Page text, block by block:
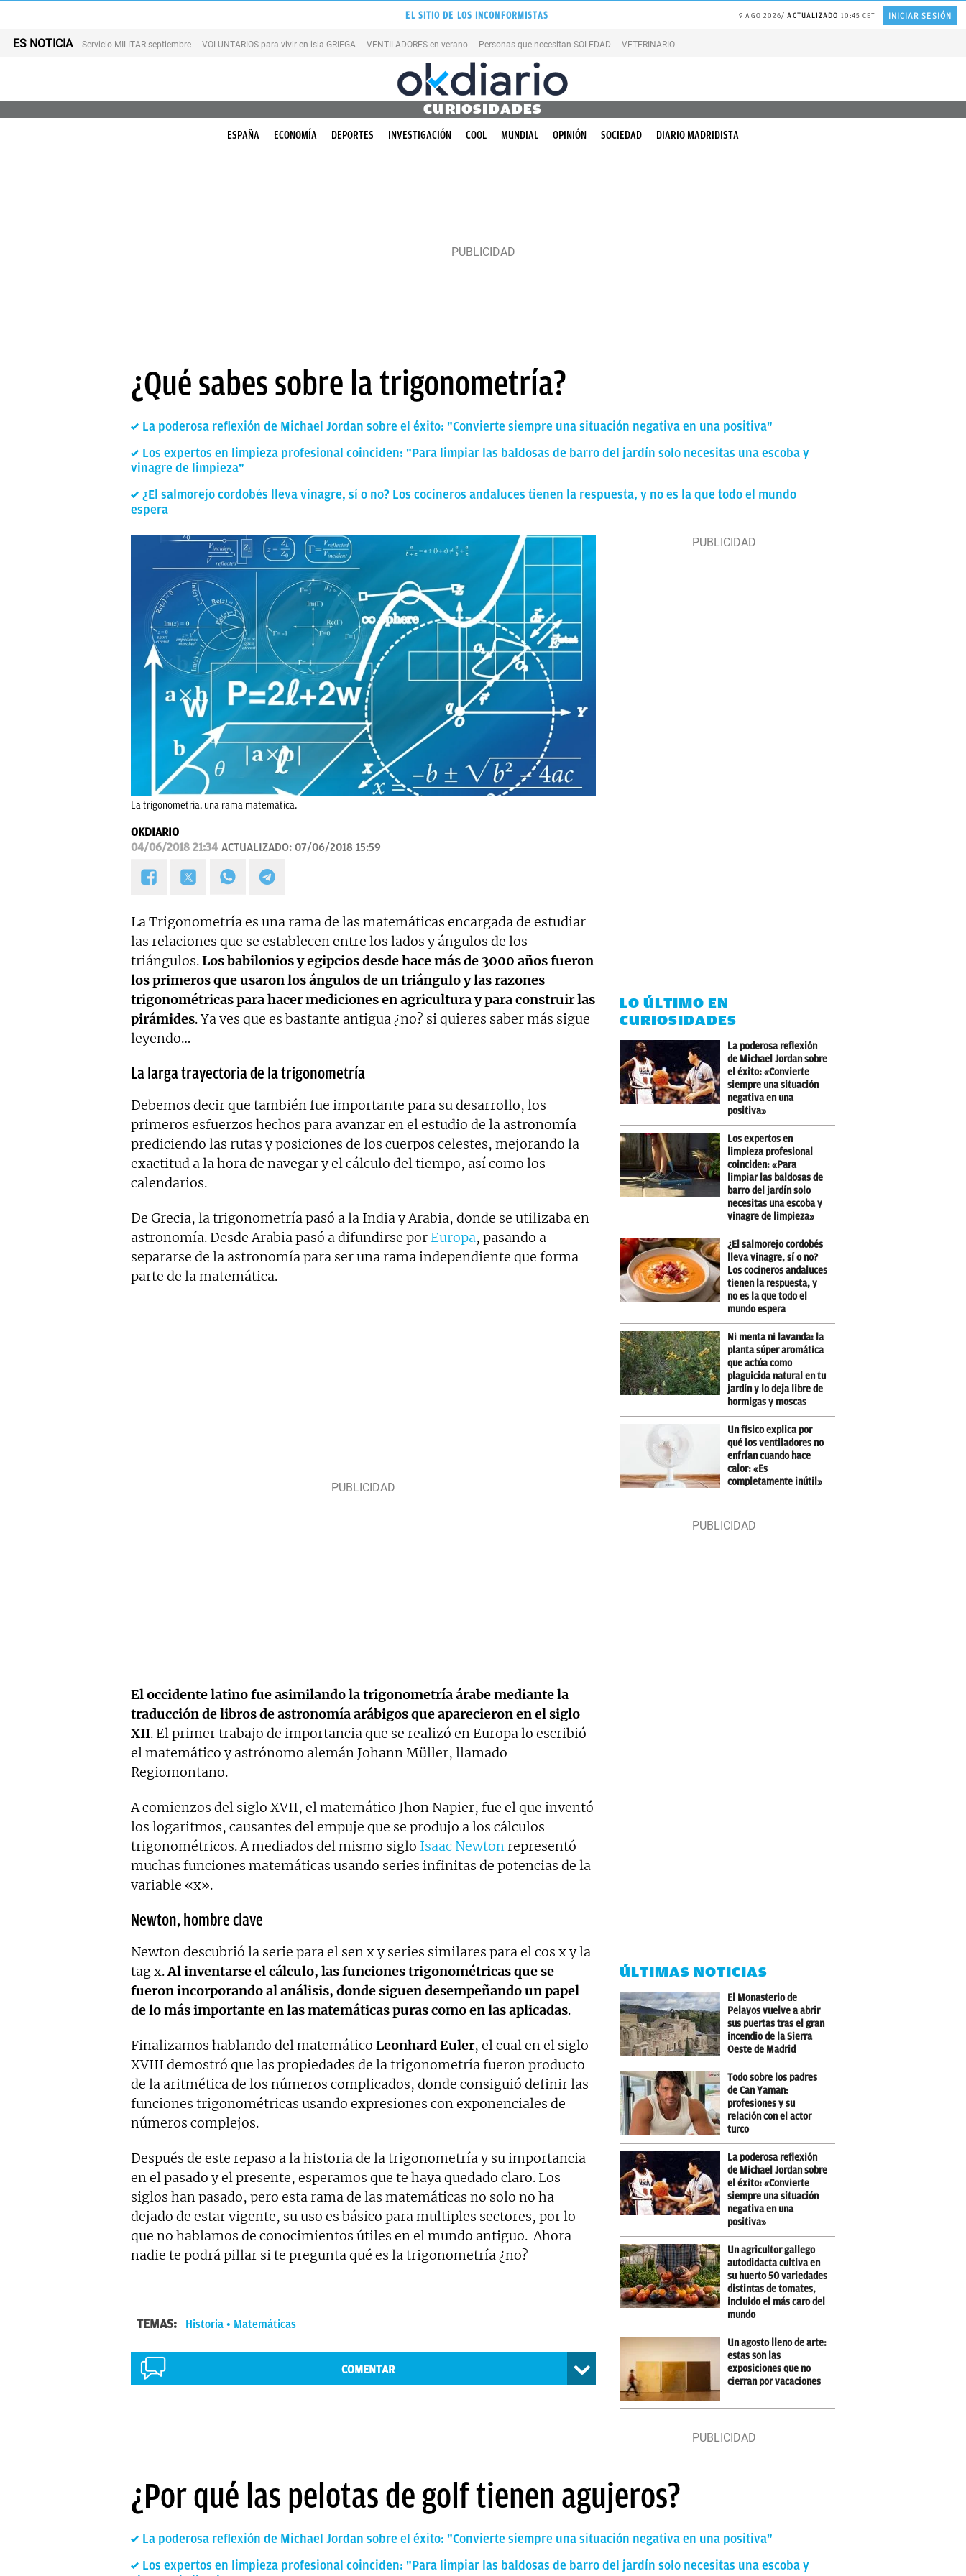
EL SITIO DE LOS INCONFORMISTAS 9 AGO 2026 ACTUALIZADO 10:45CET INICIAR SESIÓN
ES NOTICIA Servicio MILITAR septiembre VOLUNTARIOS para vivir en isla GRIEGA VENTILADORES en verano Personas que necesitan SOLEDAD VETERINARIO gatos
CURIOSIDADES
ESPAÑA ECONOMÍA DEPORTES INVESTIGACIÓN COOL MUNDIAL OPINIÓN SOCIEDAD DIARIO MADRIDISTA
¿Qué sabes sobre la trigonometría?
La poderosa reflexión de Michael Jordan sobre el éxito: "Convierte siempre una situación negativa en una positiva"
Los expertos en limpieza profesional coinciden: "Para limpiar las baldosas de barro del jardín solo necesitas una escoba y
vinagre de limpieza"
¿El salmorejo cordobés lleva vinagre, sí o no? Los cocineros andaluces tienen la respuesta, y no es la que todo el mundo
espera
La trigonometria, una rama matemática.
OKDIARIO
04/06/2018 21:34 ACTUALIZADO: 07/06/2018 15:59
La Trigonometría es una rama de las matemáticas encargada de estudiar
las relaciones que se establecen entre los lados y ángulos de los
triángulos.Los babilonios y egipcios desde hace más de 3000 años fueron
los primeros que usaron los ángulos de un triángulo y las razones
trigonométricas para hacer mediciones en agricultura y para construir las
pirámides. Ya ves que es bastante antigua ¿no? si quieres saber más sigue
leyendo…
La larga trayectoria de la trigonometría
Debemos decir que también fue importante para su desarrollo, los
primeros esfuerzos hechos para avanzar en el estudio de la astronomía
prediciendo las rutas y posiciones de los cuerpos celestes, mejorando la
exactitud a la hora de navegar y el cálculo del tiempo, así como los
calendarios.
De Grecia, la trigonometría pasó a la India y Arabia, donde se utilizaba en
astronomía. Desde Arabia pasó a difundirse por Europa, pasando a
separarse de la astronomía para ser una rama independiente que forma
parte de la matemática.
El occidente latino fue asimilando la trigonometría árabe mediante la
traducción de libros de astronomía arábigos que aparecieron en el siglo
XII. El primer trabajo de importancia que se realizó en Europa lo escribió
el matemático y astrónomo alemán Johann Müller, llamado
Regiomontano.
A comienzos del siglo XVII, el matemático Jhon Napier, fue el que inventó
los logaritmos, causantes del empuje que se produjo a los cálculos
trigonométricos. A mediados del mismo siglo Isaac Newtonrepresentó
muchas funciones matemáticas usando series infinitas de potencias de la
variable «x».
Newton, hombre clave
Newton descubrió la serie para el sen x y series similares para el cos x y la
tag x.Al inventarse el cálculo, las funciones trigonométricas que se
fueron incorporando al análisis, donde siguen desempeñando un papel
de lo más importante en las matemáticas puras como en las aplicadas.
Finalizamos hablando del matemático Leonhard Euler, el cual en el siglo
XVIII demostró que las propiedades de la trigonometría fueron producto
de la aritmética de los números complicados, donde consiguió definir las
funciones trigonométricas usando expresiones con exponenciales de
números complejos.
Después de este repaso a la historia de la trigonometría y su importancia
en el pasado y el presente, esperamos que te haya quedado claro. Los
siglos han pasado, pero esta rama de las matemáticas no solo no ha
dejado de estar vigente, su uso es básico para multiples sectores, por lo
que no hablamos de conocimientos útiles en el mundo antiguo. Ahora
nadie te podrá pillar si te pregunta qué es la trigonometría ¿no?
TEMAS: Historia Matemáticas
COMENTAR
LO ÚLTIMO EN
CURIOSIDADES
La poderosa reflexión
de Michael Jordan sobre
el éxito: «Convierte
siempre una situación
negativa en una
positiva»
Los expertos en
limpieza profesional
coinciden: «Para
limpiar las baldosas de
barro del jardín solo
necesitas una escoba y
vinagre de limpieza»
¿El salmorejo cordobés
lleva vinagre, sí o no?
Los cocineros andaluces
tienen la respuesta, y
no es la que todo el
mundo espera
Ni menta ni lavanda: la
planta súper aromática
que actúa como
plaguicida natural en tu
jardín y lo deja libre de
hormigas y moscas
Un físico explica por
qué los ventiladores no
enfrían cuando hace
calor: «Es
completamente inútil»
ÚLTIMAS NOTICIAS
El Monasterio de
Pelayos vuelve a abrir
sus puertas tras el gran
incendio de la Sierra
Oeste de Madrid
Todo sobre los padres
de Can Yaman:
profesiones y su
relación con el actor
turco
La poderosa reflexión
de Michael Jordan sobre
el éxito: «Convierte
siempre una situación
negativa en una
positiva»
Un agricultor gallego
autodidacta cultiva en
su huerto 50 variedades
distintas de tomates,
incluido el más caro del
mundo
Un agosto lleno de arte:
estas son las
exposiciones que no
cierran por vacaciones
¿Por qué las pelotas de golf tienen agujeros?
La poderosa reflexión de Michael Jordan sobre el éxito: "Convierte siempre una situación negativa en una positiva"
Los expertos en limpieza profesional coinciden: "Para limpiar las baldosas de barro del jardín solo necesitas una escoba y